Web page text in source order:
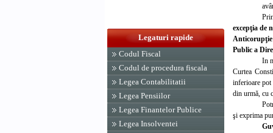
Legaturi rapide
Codul Fiscal
Codul de procedura fiscala
Legea Contabilitatii
Legea Pensiilor
Legea Finantelor Publice
Legea Insolventei
excepţia de
Public a
In
Curtea
inferioare pot
din urmă, cu
şi exprima